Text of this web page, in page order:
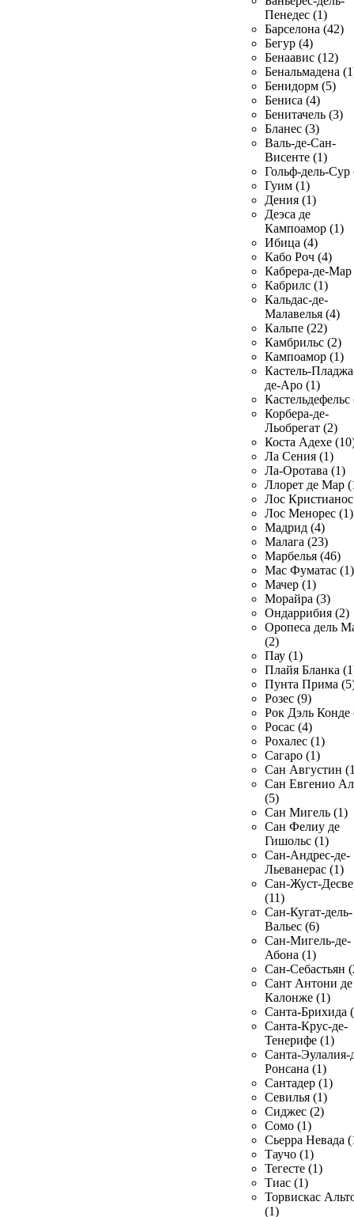
Пенедес (1)
Барселона (42)
Бегур (4)
Бенаавис (12)
Бенальмадена
Бенидорм (5)
Бениса (4)
Бенитачель (3)
Бланес (3)
Валь-де-Сан-
Висенте (1)
Гольф-дель-Сур
Гуим (1)
Дения (1)
Деэса де
Кампоамор (1)
Ибица (4)
Кабо Роч (4)
Кабрера-де-Мар
Кабрилс (1)
Кальдас-де-
Малавелья (4)
Кальпе (22)
Камбрильс (2)
Кампоамор (1)
Кастель-
де-Аро (1)
Кастельдефельс
Корбера-де-
Льобрегат (2)
Коста Адехе
Ла Сения (1)
Ла-Оротава (1)
Ллорет де Мар
Лос
Лос Менорес (1)
Мадрид (4)
Малага (23)
Марбелья (46)
Мас Фуматас (1)
Мачер (1)
Морайра (3)
Ондаррибия (2)
Оропеса дель
(2)
Пау (1)
Плайя Бланка
Пунта Прима
Розес (9)
Рок Дэль Конде
Росас (4)
Рохалес (1)
Сагаро (1)
Сан Августин
Сан Евгенио
(5)
Сан Мигель (1)
Сан Фелиу де
Гишольс (1)
Сан-Андрес-де-
Льеванерас (1)
Сан-Жуст-
(11)
Сан-Кугат-дель-
Вальес (6)
Сан-Мигель-де-
Абона (1)
Сан-Себастьян
Сант Антони де
Калонже (1)
Санта-Брихида
Санта-Крус-де-
Тенерифе (1)
Санта-Эулалия-
Ронсана (1)
Сантадер (1)
Севилья (1)
Сиджес (2)
Сомо (1)
Сьерра Невада
Таучо (1)
Тегесте (1)
Тиас (1)
Торвискас
(1)